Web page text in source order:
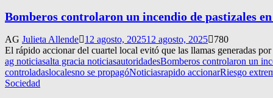
Bomberos controlaron un incendio de pastizales
AG Julieta Allende 12 agosto, 202512 agosto, 2025
780
El rápido accionar del cuartel local evitó que las llamas generadas
ag noticiasalta gracia noticiasautoridadesBomberos controlaron un
controladaslocalesno se propagóNoticiasrapido accionarRiesgo
Sociedad